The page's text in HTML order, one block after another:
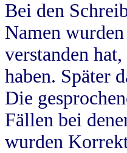
Bei den
Namen
verstanden
haben. Später
Die
Fällen bei
wurden